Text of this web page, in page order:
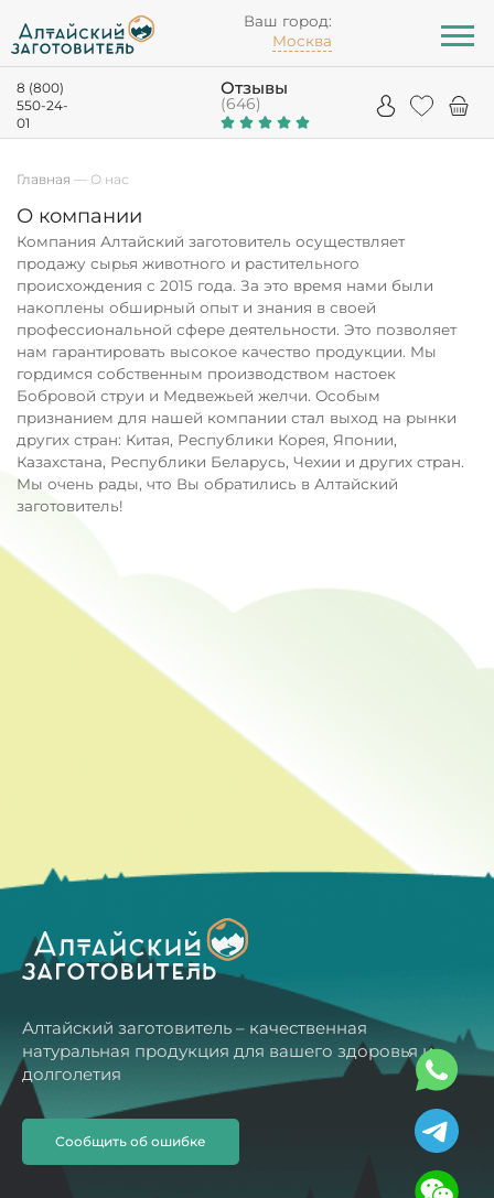
Ваш город:
Москва
8 (800)
550-24-
01
Отзывы
(646)
Главная — О нас
О компании
Компания Алтайский заготовитель осуществляет
продажу сырья животного и растительного
происхождения с 2015 года. За это время нами были
накоплены обширный опыт и знания в своей
профессиональной сфере деятельности. Это позволяет
нам гарантировать высокое качество продукции. Мы
гордимся собственным производством настоек
Бобровой струи и Медвежьей желчи. Особым
признанием для нашей компании стал выход на рынки
других стран: Китая, Республики Корея, Японии,
Казахстана, Республики Беларусь, Чехии и других стран.
Мы очень рады, что Вы обратились в Алтайский
заготовитель!
Алтайский заготовитель – качественная
натуральная продукция для вашего здоровья и
долголетия
Сообщить об ошибке